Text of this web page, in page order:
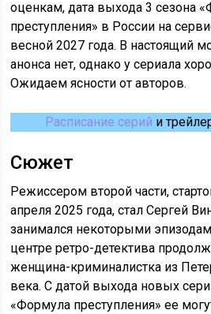
оценкам, дата выхода 3 сезона
преступления» в России на
весной 2027 года. В настоящий
анонса нет, однако у сериала
Ожидаем ясности от авторов.
Расписание серий и
Сюжет
Режиссером второй части,
апреля 2025 года, стал Сергей
занимался некоторыми
центре ретро-детектива
женщина-криминалистка из
века. С датой выхода новых
«Формула преступления» ее